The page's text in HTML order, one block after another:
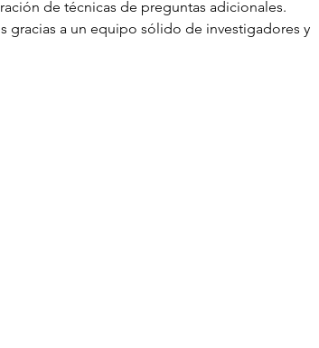
de técnicas de preguntas adicionales.
gracias a un equipo sólido de investigadores y